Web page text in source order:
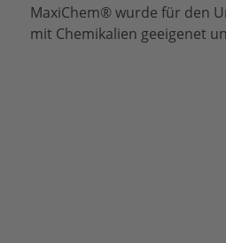
MaxiChem® wurde für den
mit Chemikalien geeigenet